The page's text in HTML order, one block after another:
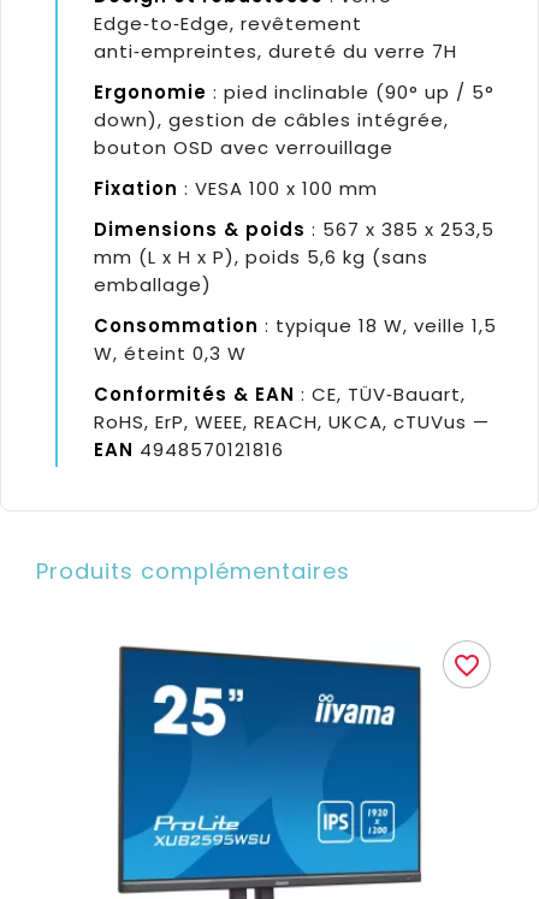
Edge‑to‑Edge, revêtement
anti‑empreintes, dureté du verre 7H
Ergonomie : pied inclinable (90° up / 5°
down), gestion de câbles intégrée,
bouton OSD avec verrouillage
Fixation : VESA 100 x 100 mm
Dimensions & poids : 567 x 385 x 253,5
mm (L x H x P), poids 5,6 kg (sans
emballage)
Consommation : typique 18 W, veille 1,5
W, éteint 0,3 W
Conformités & EAN : CE, TÜV‑Bauart,
RoHS, ErP, WEEE, REACH, UKCA, cTUVus —
EAN 4948570121816
Produits complémentaires
favorite_border